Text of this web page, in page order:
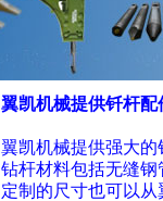
翼凯机械提供钎杆配
翼凯机械提供强大
钻杆材料包括无缝
定制的尺寸也可以从